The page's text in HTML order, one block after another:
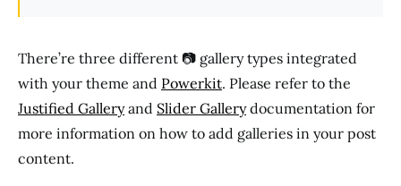
There’re three different 📷 gallery types integrated
with your theme and Powerkit. Please refer to the
Justified Galleryand Slider Gallerydocumentation for
more information on how to add galleries in your post
content.